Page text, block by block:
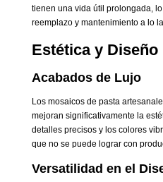
tienen una vida útil prolongada,
reemplazo y mantenimiento a lo
Estética y Diseño
Acabados de Lujo
Los mosaicos de pasta
mejoran significativamente la
detalles precisos y los colores
que no se puede lograr con
Versatilidad en el